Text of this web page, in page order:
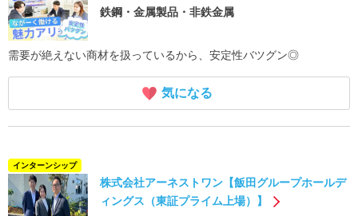
鉄鋼・金属製品・非鉄金属
需要が絶えない商材を扱っているから、安定性バツグン◎
気になる
インターンシップ
株式会社アーネストワン【飯田グループホールデ
ィングス（東証プライム上場）】